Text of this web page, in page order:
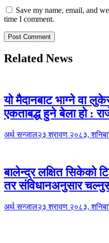
Save my name, email, and
time I comment.
Related News
यो मैदानबाट भाग्ने वा
एकताबद्ध हुने बेला हो :
अर्थ सन्जाल२३ श्रावण २०८३,
बालेन्द्र लक्षित सिकेको
तर संविधानअनुसार
अर्थ सन्जाल२३ श्रावण २०८३,